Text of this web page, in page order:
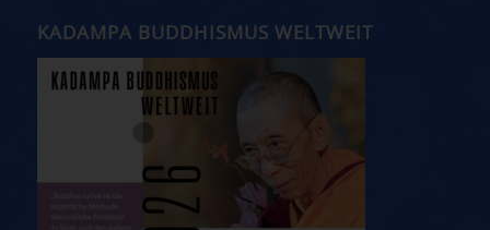
KADAMPA BUDDHISMUS WELTWEIT